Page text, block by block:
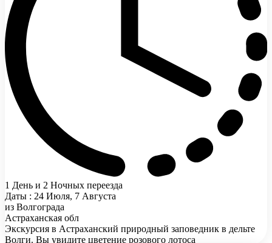
1 День и 2 Ночных переезда
Даты : 24 Июля, 7 Августа
из Волгограда
Астраханская обл
Экскурсия в Астраханский природный заповедник в дельте
Волги. Вы увидите цветение розового лотоса